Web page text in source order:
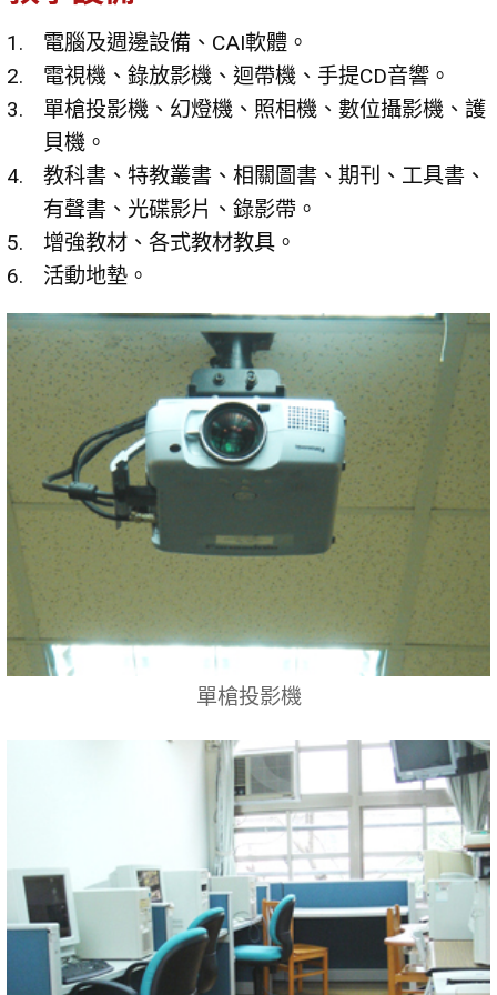
電腦及週邊設備、CAI軟體。
電視機、錄放影機、迴帶機、手提CD音響。
單槍投影機、幻燈機、照相機、數位攝影機、護
貝機。
教科書、特教叢書、相關圖書、期刊、工具書、
有聲書、光碟影片、錄影帶。
增強教材、各式教材教具。
活動地墊。
單槍投影機